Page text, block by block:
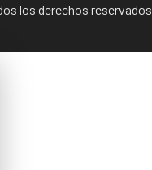
los derechos reservados.